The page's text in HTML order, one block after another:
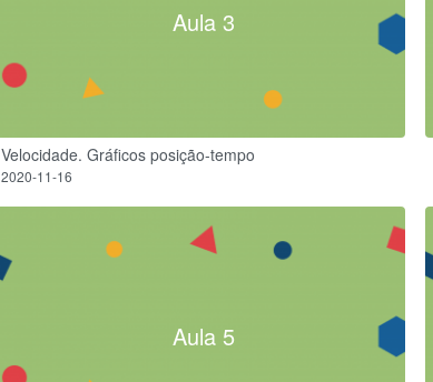
Aula 3
Velocidade.​ Gráficos posição-tempo
2020-11-16
Aula 5